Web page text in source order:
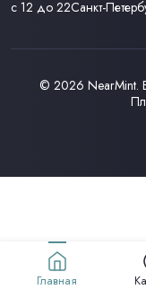
с 12 до 22Санкт-
© 2026 NearMint.
Главная